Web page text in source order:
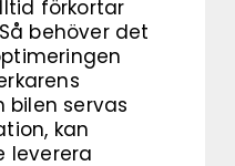
förkortar
behöver det
bilen servas
kan
leverera